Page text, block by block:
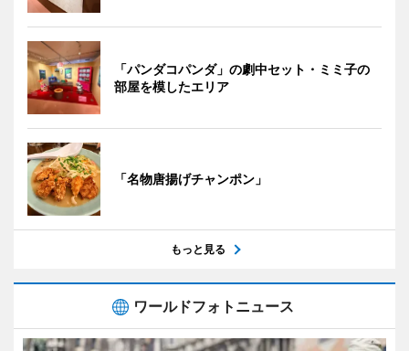
「パンダコパンダ」の劇中セット・ミミ子の
部屋を模したエリア
「名物唐揚げチャンポン」
もっと見る
ワールドフォトニュース